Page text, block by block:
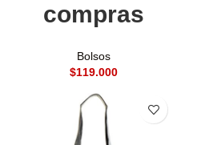
compras
Bolsos
$